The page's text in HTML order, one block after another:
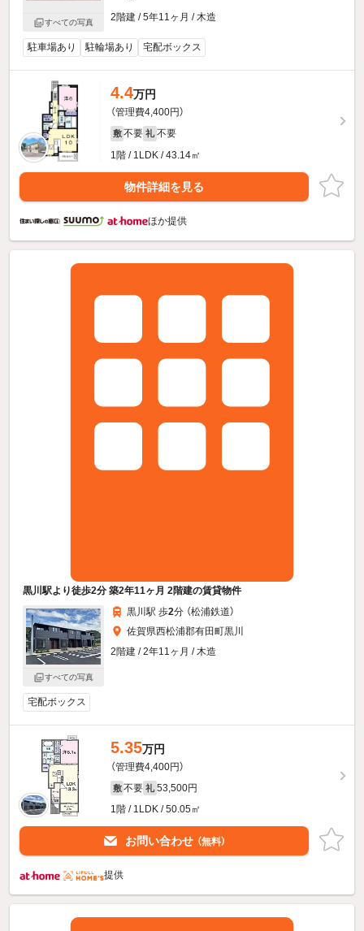
すべての写真
2階建 / 5年11ヶ月 / 木造
駐車場あり 駐輪場あり 宅配ボックス
4.4万円
（管理費4,400円）
敷 不要 礼 不要
1階 / 1LDK / 43.14㎡
物件詳細を見る
ほか提供
黒川駅より徒歩2分 築2年11ヶ月 2階建の賃貸物件
すべての写真
黒川駅 歩2分 （松浦鉄道）
佐賀県西松浦郡有田町黒川
2階建 / 2年11ヶ月 / 木造
宅配ボックス
5.35万円
（管理費4,400円）
敷 不要 礼 53,500円
1階 / 1LDK / 50.05㎡
お問い合わせ （無料）
提供